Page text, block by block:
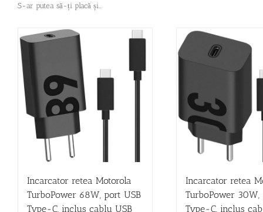
S-ar putea să-ți placă și…
Incarcator retea Motorola
TurboPower 68W, port USB
Type-C, inclus cablu USB
Incarcator retea
TurboPower 30W,
Type-C, inclus